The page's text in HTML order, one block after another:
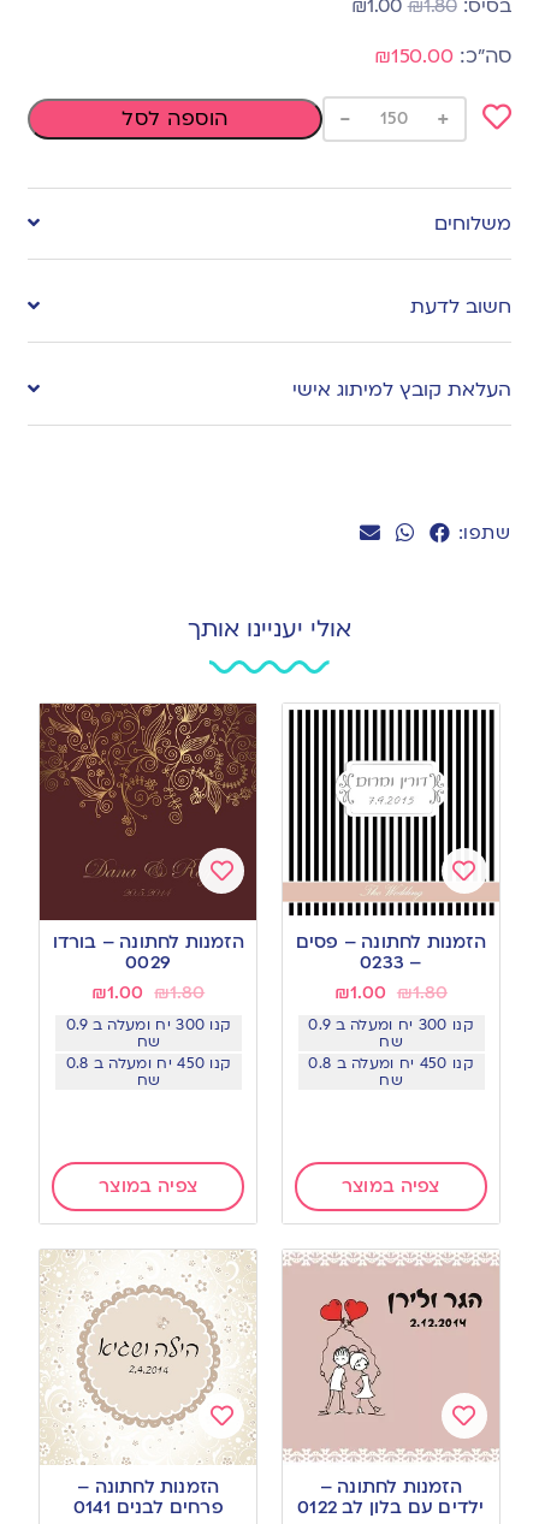
שתפו:
₪1.80
₪1.00
₪150.00
to
wishlist
+
- הוספה לסל
משלוחים
חשוב לדעת
העלאת קובץ למיתוג אישי
אולי יעניינו אותך
Add
to
wishlist
הזמנות לחתונה – פסים
– 0233
₪1.80
₪1.00
קנו 300 יח ומעלה ב 0.9
שח
קנו 450 יח ומעלה ב 0.8
שח
צפיה במוצר
to
wishlist
הזמנות לחתונה – בורדו
0029
₪1.80
₪1.00
קנו 300 יח ומעלה ב 0.9
שח
קנו 450 יח ומעלה ב 0.8
שח
צפיה במוצר
Add
to
wishlist
הזמנות לחתונה –
ילדים עם בלון לב 0122
Add
to
wishlist
הזמנות לחתונה –
פרחים לבנים 0141